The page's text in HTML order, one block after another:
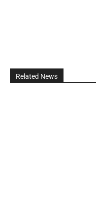
Related News